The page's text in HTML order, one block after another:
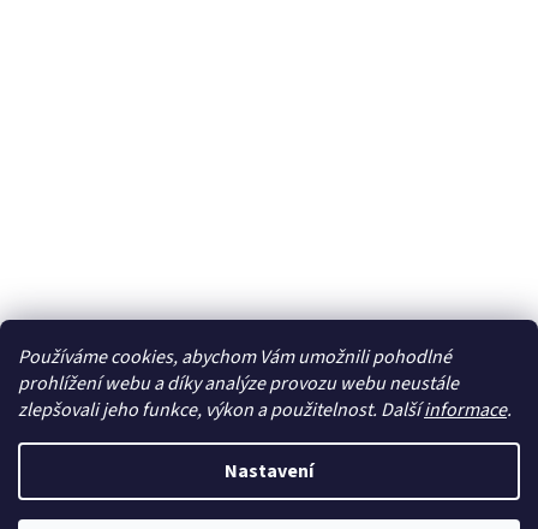
Používáme cookies, abychom Vám umožnili pohodlné
prohlížení webu a díky analýze provozu webu neustále
zlepšovali jeho funkce, výkon a použitelnost. Dalšíinformace.
Nastavení
Sledovat na Instagramu